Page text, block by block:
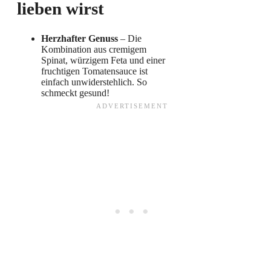
lieben wirst
Herzhafter Genuss – Die
Kombination aus cremigem
Spinat, würzigem Feta und einer
fruchtigen Tomatensauce ist
einfach unwiderstehlich. So
schmeckt gesund!